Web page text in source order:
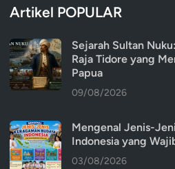
Artikel POPULAR
Sejarah Sultan
Raja Tidore yang
Papua
09/08/2026
Mengenal Jenis-
Indonesia yang
03/08/2026